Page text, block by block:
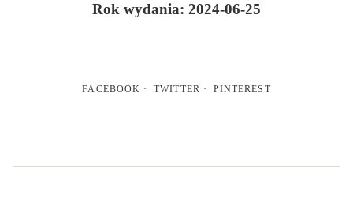
Rok wydania: 2024-06-25
FACEBOOK TWITTER PINTEREST